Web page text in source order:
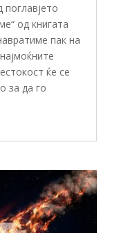
поглавјето
од книгата
пак на
ќе се
за да го